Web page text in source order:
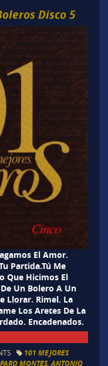
Disco 5
El Amor.
Partida.Tú Me
Que Hicimos El
Un Bolero A Un
Llorar. Rimel. La
Los Aretes De La
Encadenados.
101 MEJORES
MONTES, ANTONIO